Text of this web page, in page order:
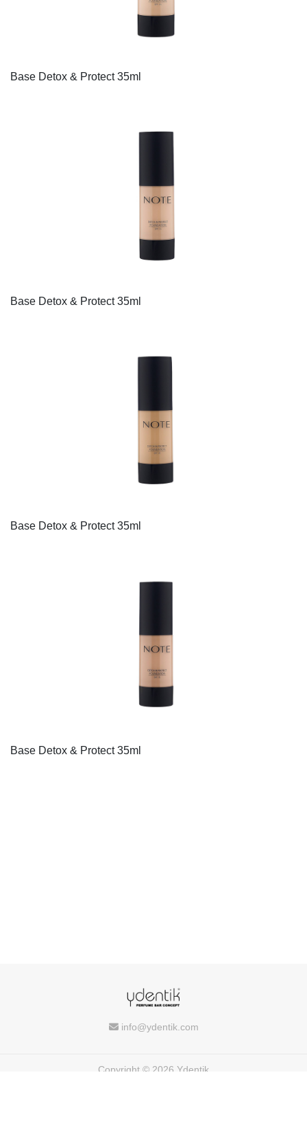
Base Detox & Protect 35ml
Base Detox & Protect 35ml
Base Detox & Protect 35ml
Base Detox & Protect 35ml
info@ydentik.com
Copyright © 2026 Ydentik